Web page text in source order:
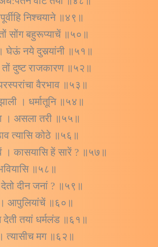
निश्चयाने ॥४९॥
तों सोंग बहुरूप्याचें ॥५०॥
घेऊं नये दुसर्‍यांनी ॥५१॥
तों दुष्ट राजकारण ॥५२॥
वैरभाव ॥५३॥
। धर्मातूनि ॥५४॥
। असला तरी ॥५५॥
त्यासि कोठे ॥५६॥
। कासयासि हें सारें ? ॥५७॥
॥५८॥
दीन जनां ? ॥५९॥
। आपुलियांचें ॥६०॥
देती तयां धर्मलंड ॥६१॥
। त्यासीच मग ॥६२॥